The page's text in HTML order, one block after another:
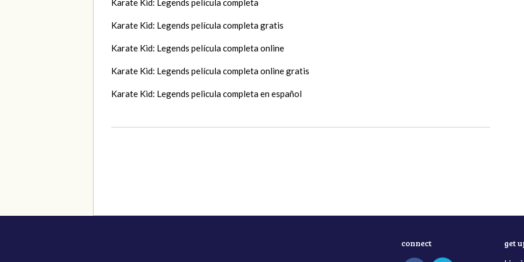
Karate Kid: Legends película completa
Karate Kid: Legends película completa gratis
Karate Kid: Legends película completa online
Karate Kid: Legends película completa online gratis
Karate Kid: Legends pelicula completa en español
connect get